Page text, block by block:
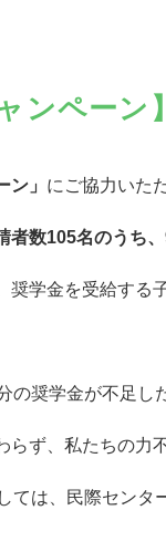
ンペーン
ン」 にご協力いた
者数105名のうち
学金を受給する
奨学金が不足し
ず、私たちの力
は、民際センタ